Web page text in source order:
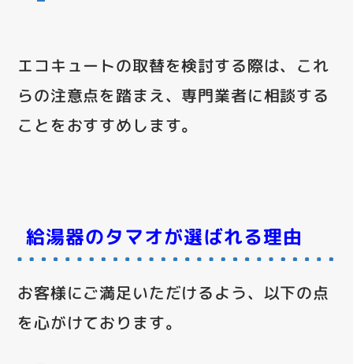
エコキュートの取替を検討する際は、これ
らの注意点を踏まえ、専門業者に相談する
ことをおすすめします。
給湯器のタマオが選ばれる理由
お客様にご満足いただけるよう、以下の点
を心がけております。